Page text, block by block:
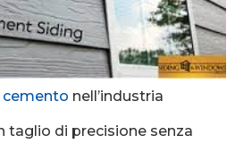
cemento nell’industria
taglio di precisione senza